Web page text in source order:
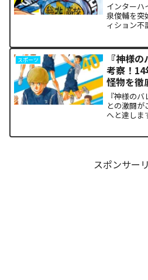
インターハ
泉俊輔を突
ィション不
坂道が選
す。科学
スポーツ
『神様
考察！
怪物を徹
『神様の
との激闘
へと達しま
スポンサー